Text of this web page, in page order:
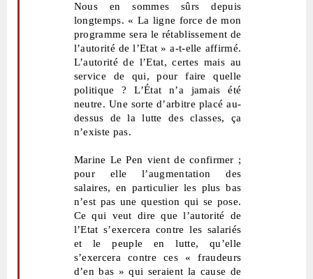
Nous en sommes sûrs depuis
longtemps. « La ligne force de mon
programme sera le rétablissement de
l’autorité de l’Etat » a-t-elle affirmé.
L’autorité de l’Etat, certes mais au
service de qui, pour faire quelle
politique ? L’État n’a jamais été
neutre. Une sorte d’arbitre placé au-
dessus de la lutte des classes, ça
n’existe pas.
Marine Le Pen vient de confirmer ;
pour elle l’augmentation des
salaires, en particulier les plus bas
n’est pas une question qui se pose.
Ce qui veut dire que l’autorité de
l’Etat s’exercera contre les salariés
et le peuple en lutte, qu’elle
s’exercera contre ces « fraudeurs
d’en bas » qui seraient la cause de